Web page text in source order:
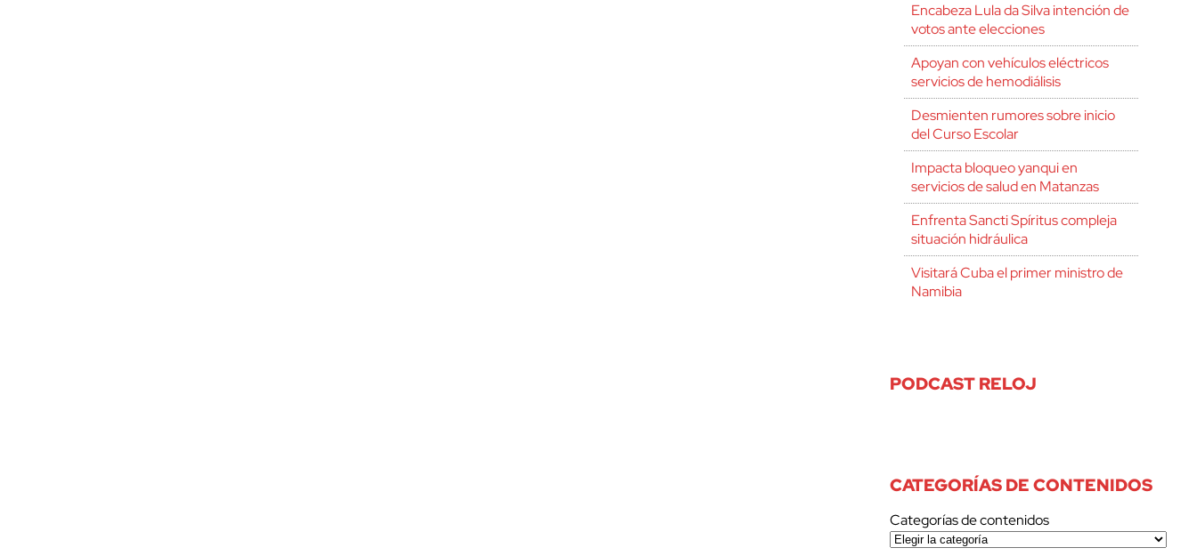
Encabeza Lula da Silva intención de
votos ante elecciones
Apoyan con vehículos eléctricos
servicios de hemodiálisis
Desmienten rumores sobre inicio
del Curso Escolar
Impacta bloqueo yanqui en
servicios de salud en Matanzas
Enfrenta Sancti Spíritus compleja
situación hidráulica
Visitará Cuba el primer ministro de
Namibia
PODCAST RELOJ
CATEGORÍAS DE CONTENIDOS
Categorías de contenidos